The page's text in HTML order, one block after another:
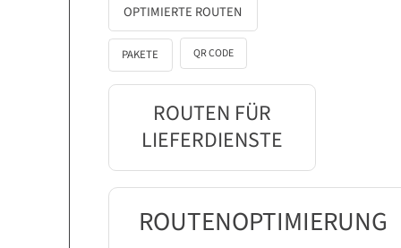
OPTIMIERTE ROUTEN
PAKETE QR CODE
ROUTEN FÜR
LIEFERDIENSTE
ROUTENOPTIMIERUNG